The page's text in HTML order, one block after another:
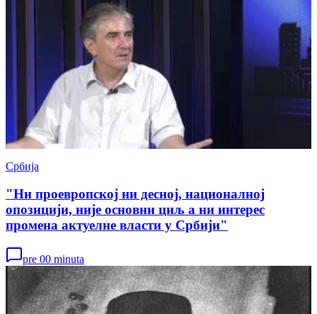
Србија
"Ни проевропској ни десној, националној
опозицији, није основни циљ а ни интерес
промена актуелне власти у Србији"
pre 00 minuta